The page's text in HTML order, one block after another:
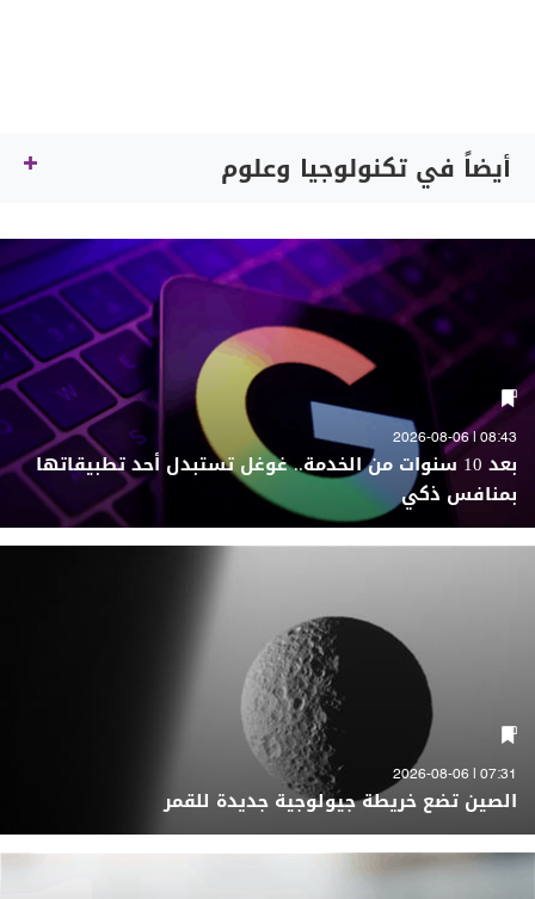
أيضاً في تكنولوجيا وعلوم
08:43 | 2026-08-06
بعد 10 سنوات من الخدمة.. غوغل تستبدل أحد تطبيقاتها
بمنافس ذكي
07:31 | 2026-08-06
الصين تضع خريطة جيولوجية جديدة للقمر